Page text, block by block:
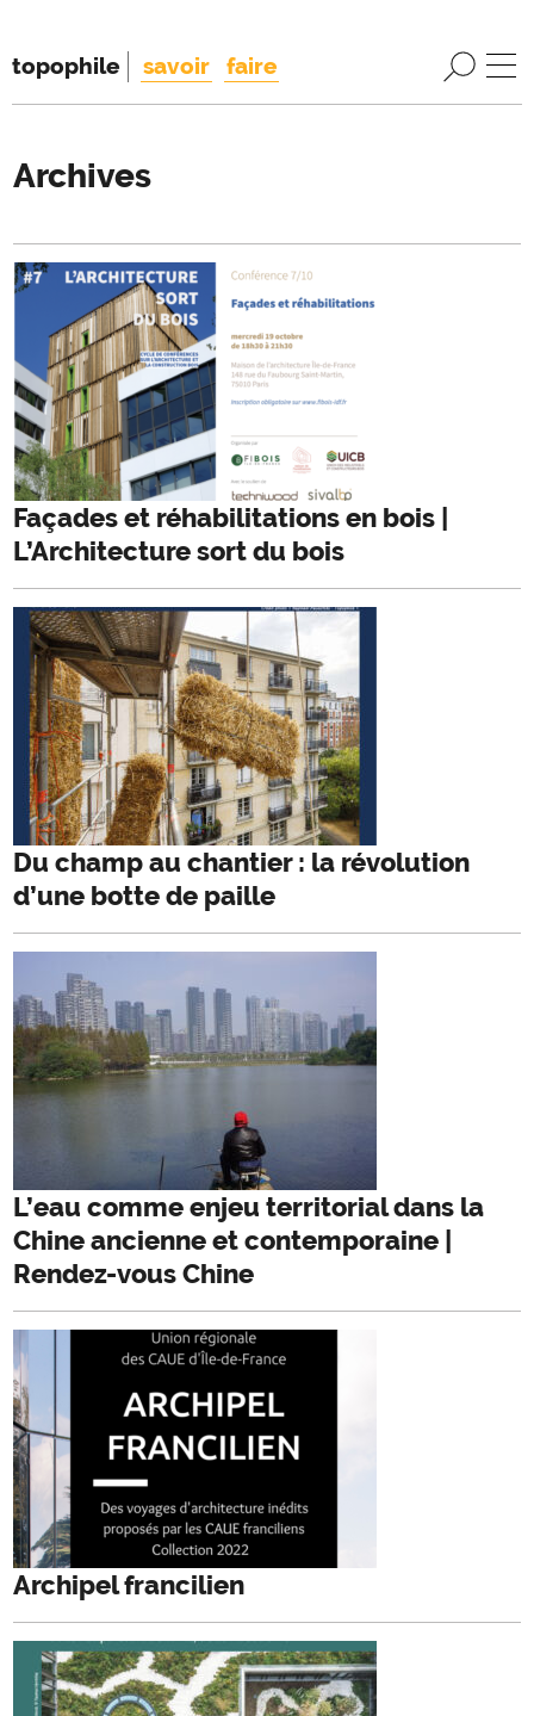
topophile savoir faire
Archives
Façades et réhabilitations en bois |
L’Architecture sort du bois
Du champ au chantier : la révolution
d’une botte de paille
L’eau comme enjeu territorial dans la
Chine ancienne et contemporaine |
Rendez-vous Chine
Archipel francilien